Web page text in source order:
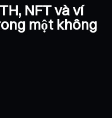
NFT và ví
một không